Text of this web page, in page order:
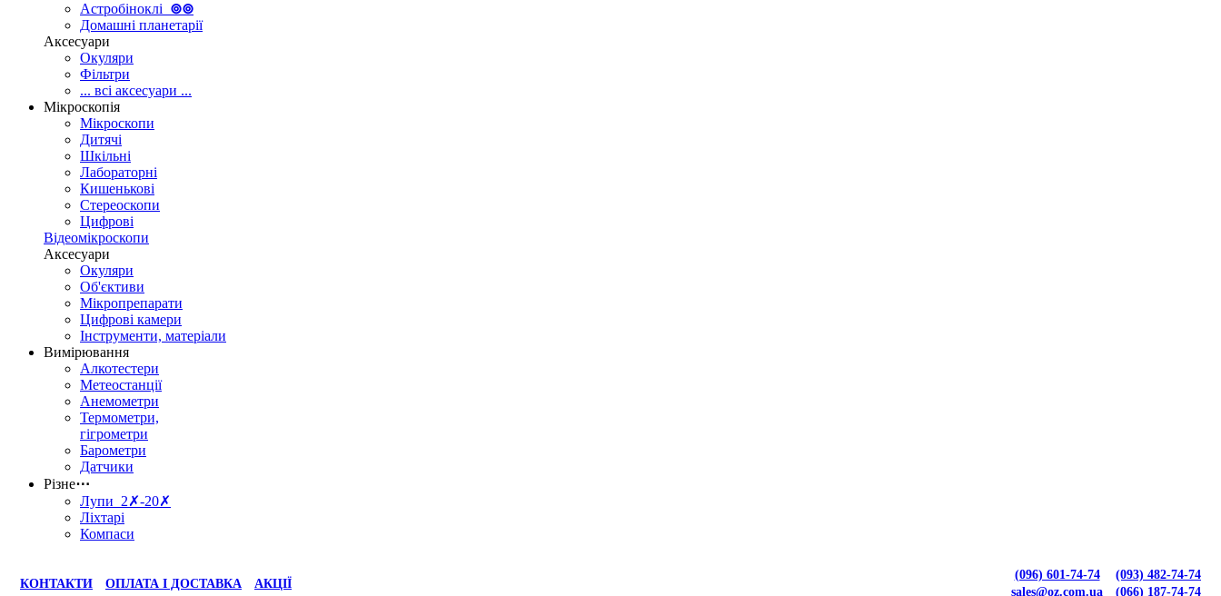
Астробіноклі ⊚⊚
Домашні планетарії
Аксесуари
Окуляри
Фільтри
... всі аксесуари ...
Мікроскопія
Мікроскопи
Дитячі
Шкільні
Лабораторні
Кишенькові
Стереоскопи
Цифрові
Відеомікроскопи
Аксесуари
Окуляри
Об'єктиви
Мікропрепарати
Цифрові камери
Інструменти, матеріали
Вимірювання
Алкотестери
Метеостанції
Анемометри
Термометри,
гігрометри
Барометри
Датчики
Різне⋯
Лупи 2✗-20✗
Ліхтарі
Компаси
КОНТАКТИ ОПЛАТА І ДОСТАВКА АКЦІЇ
(096) 601-74-74
sales@oz.com.ua
(093) 482-74-74
(066) 187-74-74